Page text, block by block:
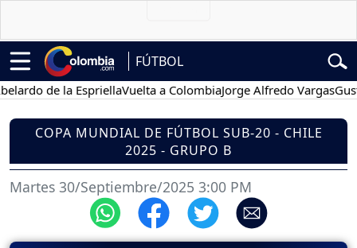
FÚTBOL
de la EspriellaVuelta a ColombiaJorge Alfredo Vargas
COPA MUNDIAL DE FÚTBOL SUB-20 - CHILE
2025 - GRUPO B
Martes 30/Septiembre/2025 3:00 PM